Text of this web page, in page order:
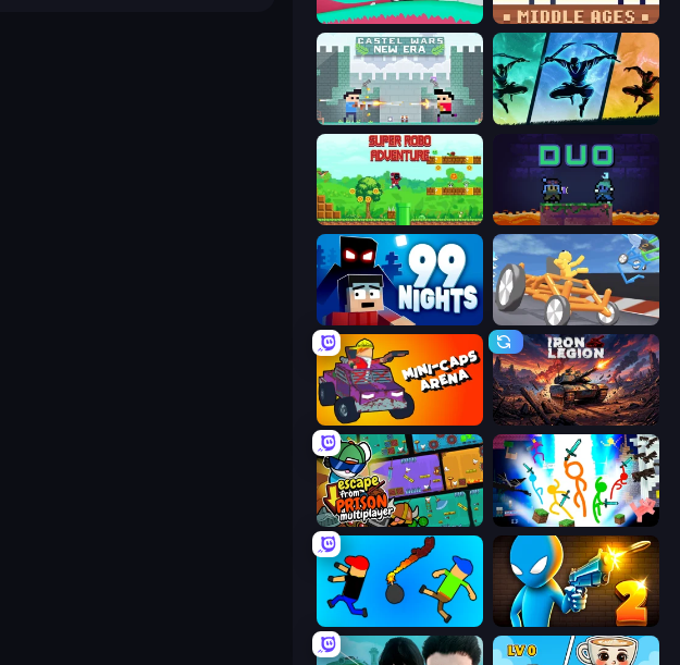
Merge & Construct Castle Wars: Middle Ages
Castle Wars: New Era Shadow Ninja Revenge
Super Robo - Adventure Duo
99 Nights (Bloxd.io) Draw Crash Race
Mini-Caps: Arena Iron Legion
Escape From Prison Multiplayer Stickman Epic
Mini-Caps: Bombs Drunken Duel 2